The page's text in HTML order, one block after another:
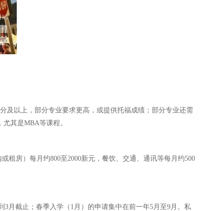
及以上，部分专业要求更高，或提供托福成绩；部分专业还需
其是MBA等课程。
租房）每月约800至2000新元，餐饮、交通、通讯等每月约500
月截止；春季入学（1月）的申请集中在前一年5月至9月。私